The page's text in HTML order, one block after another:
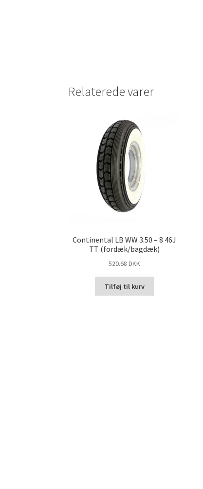
Relaterede varer
Continental LB WW 3.50 – 8 46J
TT (fordæk/bagdæk)
520.68 DKK
Tilføj til kurv